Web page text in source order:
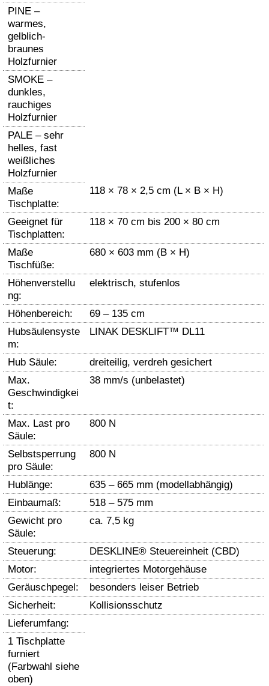
PINE –
warmes,
gelblich-
braunes
Holzfurnier
SMOKE –
dunkles,
rauchiges
Holzfurnier
PALE – sehr
helles, fast
weißliches
Holzfurnier
Maße
Tischplatte:
118 × 78 × 2,5 cm (L × B × H)
Geeignet für
Tischplatten:
118 × 70 cm bis 200 × 80 cm
Maße
Tischfüße:
680 × 603 mm (B × H)
Höhenverstellu
ng:
elektrisch, stufenlos
Höhenbereich:
69 – 135 cm
Hubsäulensyste
m:
LINAK DESKLIFT™ DL11
Hub Säule:
dreiteilig, verdreh gesichert
Max.
Geschwindigkei
t:
38 mm/s (unbelastet)
Max. Last pro
Säule:
800 N
Selbstsperrung
pro Säule:
800 N
Hublänge:
635 – 665 mm (modellabhängig)
Einbaumaß:
518 – 575 mm
Gewicht pro
Säule:
ca. 7,5 kg
Steuerung:
DESKLINE® Steuereinheit (CBD)
Motor:
integriertes Motorgehäuse
Geräuschpegel:
besonders leiser Betrieb
Sicherheit:
Kollisionsschutz
Lieferumfang:
1 Tischplatte
furniert
(Farbwahl siehe
oben)